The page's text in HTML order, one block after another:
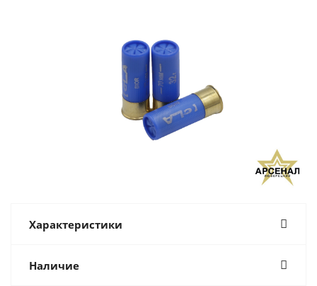
Характеристики
Наличие